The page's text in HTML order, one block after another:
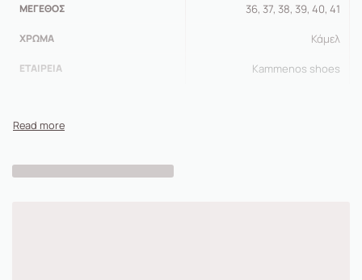
ΜΈΓΕΘΟΣ 36, 37, 38, 39, 40, 41
ΧΡΏΜΑ Κάμελ
ΕΤΑΙΡΕΊΑ Kammenos shoes